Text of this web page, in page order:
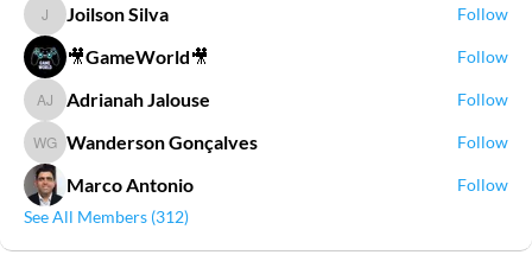
Joilson Silva
Joilson Silva Follow
🎥GameWorld🎥 Follow
Adrianah Jalouse
Adrianah Jalouse Follow
Wanderson Gonçalves
Wanderson Gonçalves Follow
Marco Antonio
Follow
See All Members (312)